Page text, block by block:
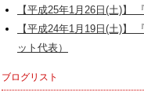
【平成25年1月26日(土)】
【平成24年1月19日(土)】
ット代表）
ブログリスト